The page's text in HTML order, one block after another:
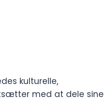
kulturelle,
med at dele sine